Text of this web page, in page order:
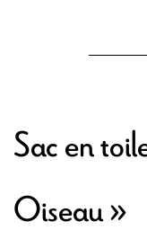
Sac en
Oiseau »